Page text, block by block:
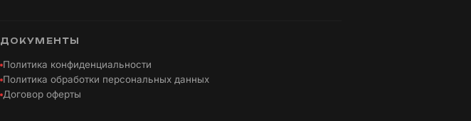
ДОКУМЕНТЫ
Политика конфиденциальности
Политика обработки персональных данных
Договор оферты